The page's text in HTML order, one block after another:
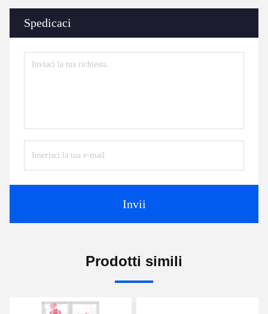
Spedicaci
Invii
Prodotti simili